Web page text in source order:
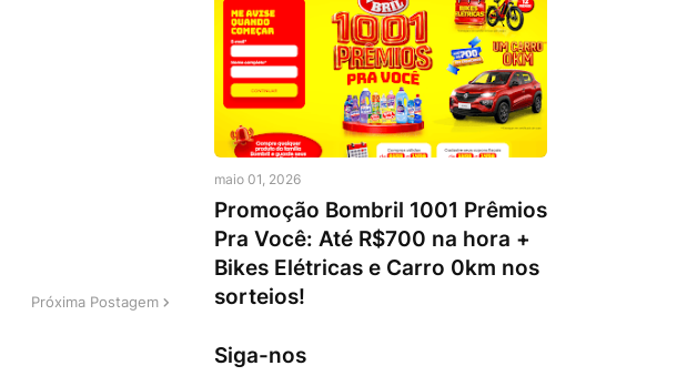
Próxima Postagem
maio 01, 2026
Promoção Bombril 1001 Prêmios
Pra Você: Até R$700 na hora +
Bikes Elétricas e Carro 0km nos
sorteios!
Siga-nos